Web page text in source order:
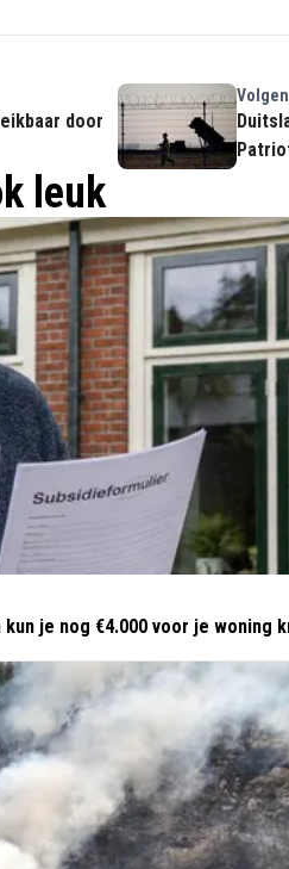
door
leuk
kun je nog €4.000 voor je woning